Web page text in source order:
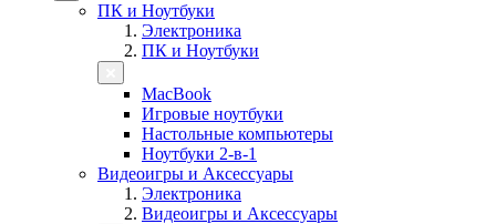
ПК и Ноутбуки
Электроника
ПК и Ноутбуки
MacBook
Игровые ноутбуки
Настольные компьютеры
Ноутбуки 2-в-1
Видеоигры и Аксессуары
Электроника
Видеоигры и Аксессуары